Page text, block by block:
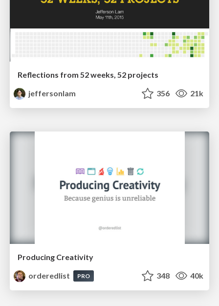
Reflections from 52 weeks, 52 projects
jeffersonlam
356 21k
Producing Creativity
orderedlist
PRO 348 40k